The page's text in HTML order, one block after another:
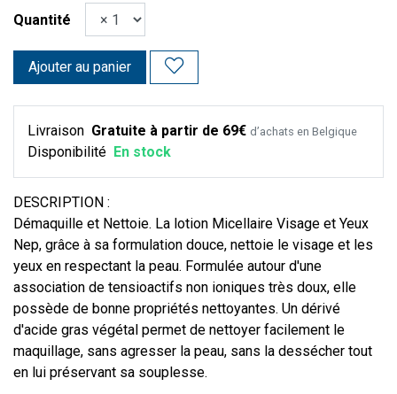
Quantité
Ajouter au panier
Livraison Gratuite à partir de 69€ d’achats en Belgique
Disponibilité En stock
DESCRIPTION :
Démaquille et Nettoie. La lotion Micellaire Visage et Yeux
Nep, grâce à sa formulation douce, nettoie le visage et les
yeux en respectant la peau. Formulée autour d'une
association de tensioactifs non ioniques très doux, elle
possède de bonne propriétés nettoyantes. Un dérivé
d'acide gras végétal permet de nettoyer facilement le
maquillage, sans agresser la peau, sans la dessécher tout
en lui préservant sa souplesse.